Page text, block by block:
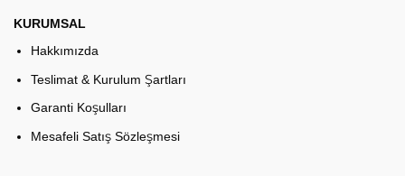
KURUMSAL
Hakkımızda
Teslimat & Kurulum Şartları
Garanti Koşulları
Mesafeli Satış Sözleşmesi